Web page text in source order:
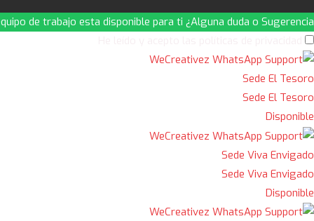
de trabajo esta disponible para ti ¿Alguna duda o Sugerencia?
Sede El Tesoro
Sede El Tesoro
Disponible
Sede Viva Envigado
Sede Viva Envigado
Disponible